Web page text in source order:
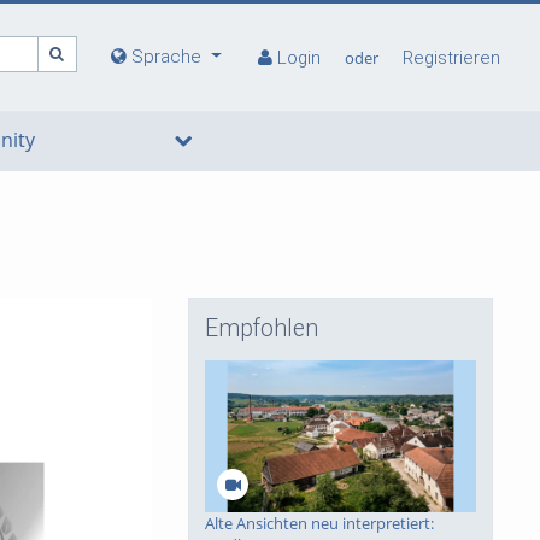
Sprache Login oder Registrieren
Empfohlen
Alte Ansichten neu interpretiert: